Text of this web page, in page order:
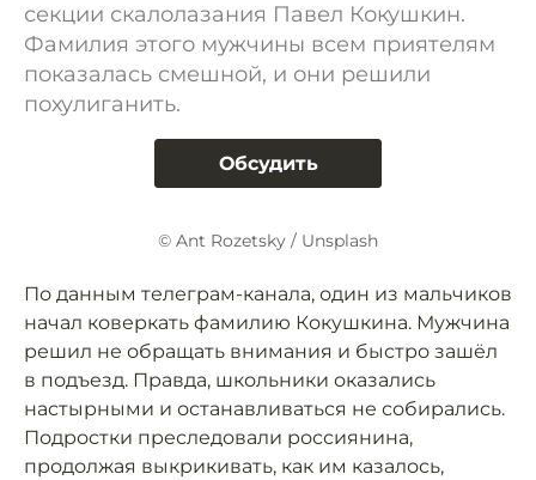
секции скалолазания Павел Кокушкин.
Фамилия этого мужчины всем приятелям
показалась смешной, и они решили
похулиганить.
Обсудить
© Ant Rozetsky / Unsplash
По данным телеграм-канала, один из мальчиков
начал коверкать фамилию Кокушкина. Мужчина
решил не обращать внимания и быстро зашёл
в подъезд. Правда, школьники оказались
настырными и останавливаться не собирались.
Подростки преследовали россиянина,
продолжая выкрикивать, как им казалось,